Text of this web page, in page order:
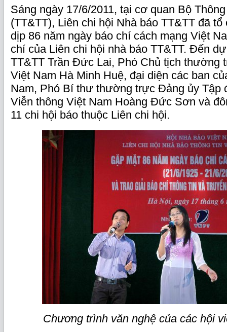
Sáng ngày 17/6/2011, tại cơ quan Bộ
(TT&TT), Liên chi hội Nhà báo TT&TT đã
dịp 86 năm ngày báo chí cách mạng Việt
chí của Liên chi hội nhà báo TT&TT. Đến
TT&TT Trần Đức Lai, Phó Chủ tịch thường
Việt Nam Hà Minh Huệ, đại diện các ban
Nam, Phó Bí thư thường trực Đảng ủy Tập
Viễn thông Việt Nam Hoàng Đức Sơn và
11 chi hội báo thuộc Liên chi hội.
Chương trình văn nghệ của các hội